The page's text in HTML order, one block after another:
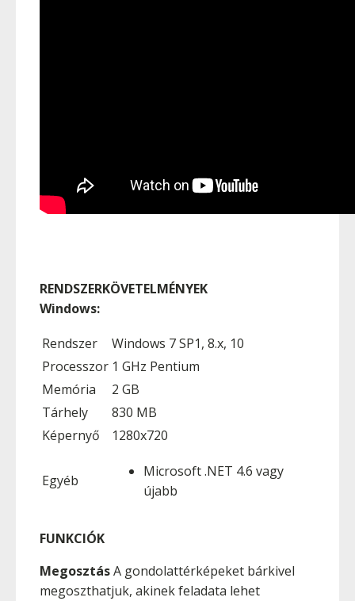
RENDSZERKÖVETELMÉNYEK
Windows:
Rendszer
Windows 7 SP1, 8.x, 10
Processzor 1 GHz Pentium
Memória
2 GB
Tárhely
830 MB
Képernyő
1280x720
Egyéb
Microsoft .NET 4.6 vagy
újabb
FUNKCIÓK
MegosztásA gondolattérképeket bárkivel
megoszthatjuk, akinek feladata lehet